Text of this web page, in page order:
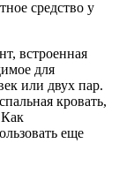
средство у
встроенная
для
или двух пар.
кровать,
еще